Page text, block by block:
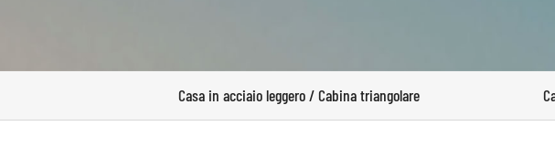
Casa in acciaio leggero / Cabina triangolare